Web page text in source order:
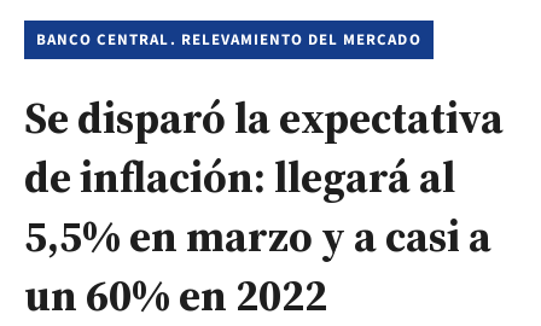
BANCO CENTRAL. RELEVAMIENTO DEL MERCADO
Se disparó la expectativa
de inflación: llegará al
5,5% en marzo y a casi a
un 60% en 2022